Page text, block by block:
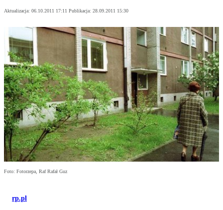
Aktualizacja: 06.10.2011 17:11 Publikacja: 28.09.2011 15:30
Foto: Fotorzepa, Raf Rafał Guz
rp.pl